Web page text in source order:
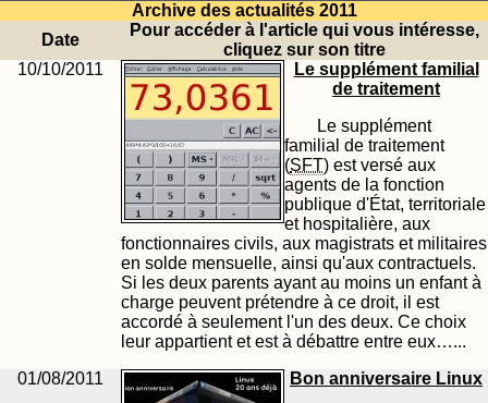
Archive des actualités 2011
Date
Pour accéder à l'article qui vous intéresse,
cliquez sur son titre
10/10/2011
Le supplément familial
de traitement
Le supplément
familial de traitement
(SFT) est versé aux
agents de la fonction
publique d'État, territoriale
et hospitalière, aux
fonctionnaires civils, aux magistrats et militaires
en solde mensuelle, ainsi qu'aux contractuels.
Si les deux parents ayant au moins un enfant à
charge peuvent prétendre à ce droit, il est
accordé à seulement l'un des deux. Ce choix
leur appartient et est à débattre entre eux…...
01/08/2011
Bon anniversaire Linux